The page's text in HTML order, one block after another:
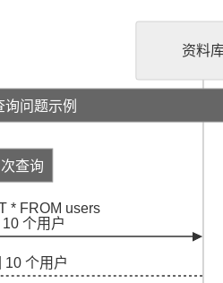
资料
询问题示例
查询
* FROM users
个用户
10 个用户